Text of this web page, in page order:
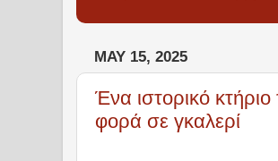
MAY 15, 2025
Ένα ιστορικό κτήριο
φορά σε γκαλερί